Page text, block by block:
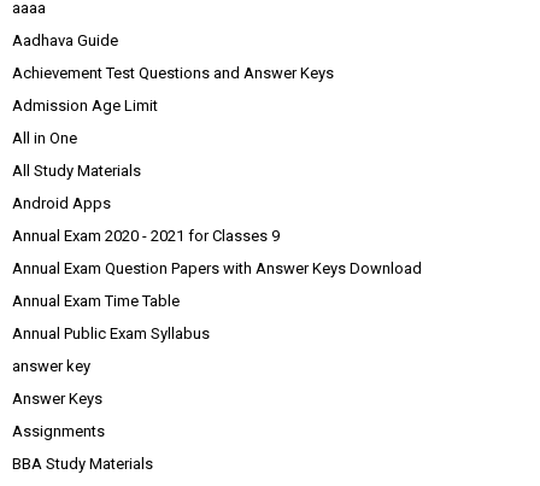
aaaa
Aadhava Guide
Achievement Test Questions and Answer Keys
Admission Age Limit
All in One
All Study Materials
Android Apps
Annual Exam 2020 - 2021 for Classes 9
Annual Exam Question Papers with Answer Keys Download
Annual Exam Time Table
Annual Public Exam Syllabus
answer key
Answer Keys
Assignments
BBA Study Materials